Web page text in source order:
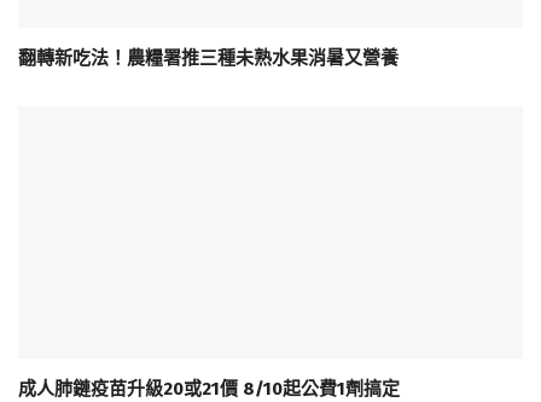
翻轉新吃法！農糧署推三種未熟水果消暑又營養
成人肺鏈疫苗升級20或21價 8/10起公費1劑搞定